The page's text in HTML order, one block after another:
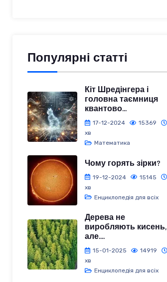
Популярні статті
Кіт Шредінгера і
головна таємниця
квантово...
17-12-2024 15369
хв
Математика
Чому горять зірки?
19-12-2024 15145
хв
Енциклопедія для всіх
Дерева не
виробляють кисень,
але....
15-01-2025 14919
хв
Енциклопедія для всіх